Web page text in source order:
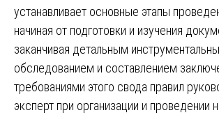
устанавливает основные этапы
начиная от подготовки и изучения
заканчивая детальным
обследованием и составлением
требованиями этого свода правил
эксперт при организации и проведении